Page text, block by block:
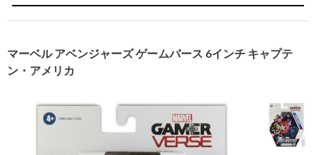
マーベル アベンジャーズ ゲームバース 6インチ キャプテ
ン・アメリカ